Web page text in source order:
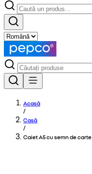
Acasă
/
Casă
/
Caiet A5 cu semn de carte